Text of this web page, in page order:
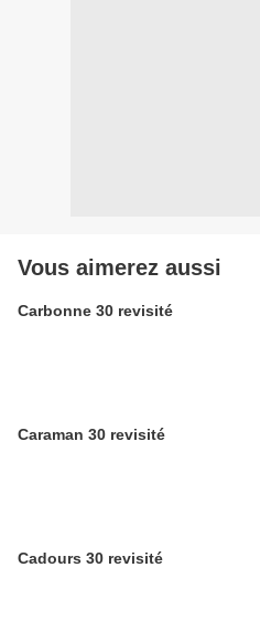
Vous aimerez aussi
Carbonne 30 revisité
Caraman 30 revisité
Cadours 30 revisité